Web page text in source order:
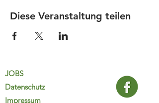
Diese Veranstaltung teilen
JOBS
Datenschutz
Impressum